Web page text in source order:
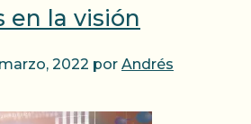
en la visión
2022 por Andrés